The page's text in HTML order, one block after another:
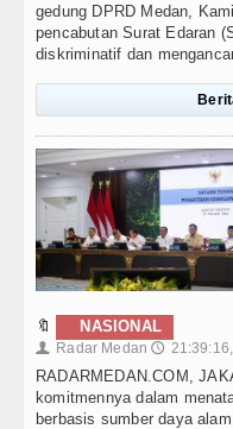
gedung DPRD Medan,
pencabutan Surat Edaran
diskriminatif dan
🔖 NASIONAL
👤 Radar Medan 🕔
RADARMEDAN.COM,
komitmennya dalam
berbasis sumber daya